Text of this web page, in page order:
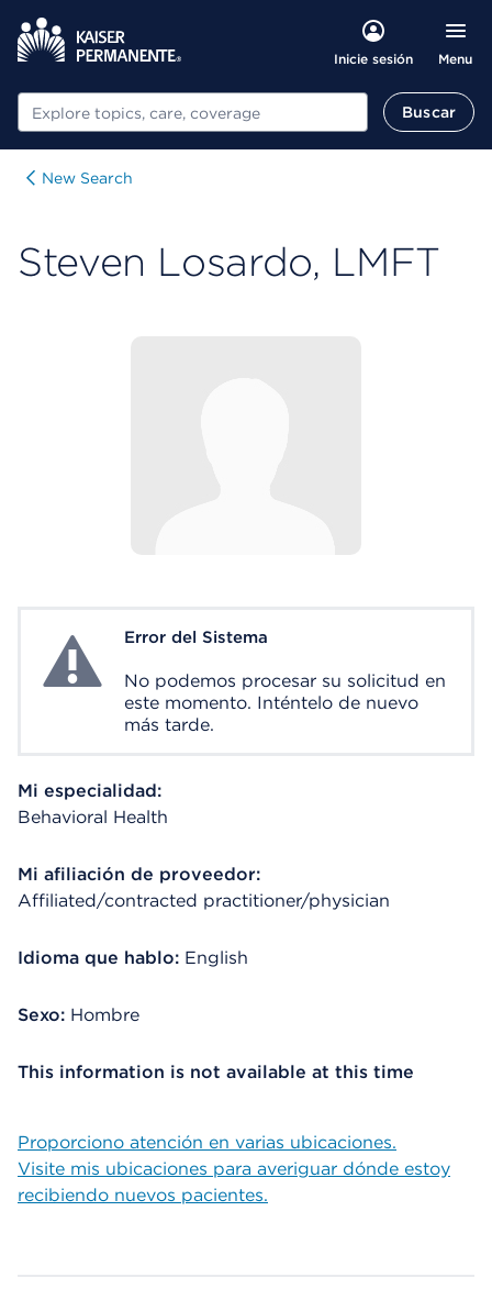
Inicie sesión Menu
Buscar Buscar
New Search
Steven Losardo, LMFT
System ErrorError del Sistema
No podemos procesar su solicitud en
este momento. Inténtelo de nuevo
más tarde.
Mi especialidad:
Behavioral Health
Mi afiliación de proveedor:
Affiliated/contracted practitioner/physician
Idioma que hablo: English
Sexo: Hombre
This information is not available at this time
Proporciono atención en varias ubicaciones.
Visite mis ubicaciones para averiguar dónde estoy
recibiendo nuevos pacientes.